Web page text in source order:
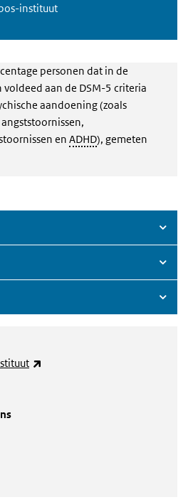
instituut
personen dat in de
aan de DSM-5 criteria
aandoening (zoals
en ADHD), gemeten